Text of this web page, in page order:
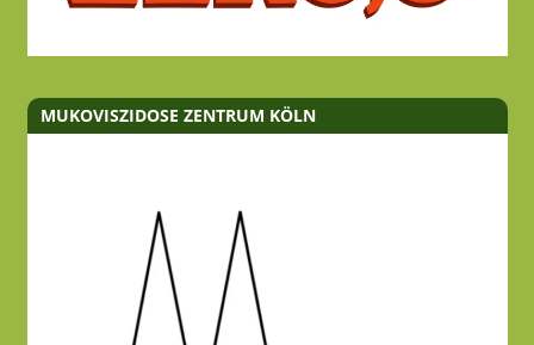
MUKOVISZIDOSE ZENTRUM KÖLN